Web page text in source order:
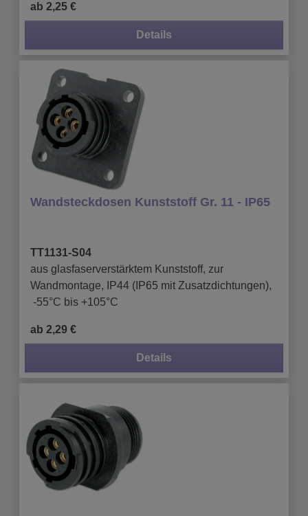
ab 2,25 €
Details
Wandsteckdosen Kunststoff Gr. 11 - IP65
TT1131-S04
aus glasfaserverstärktem Kunststoff, zur
Wandmontage, IP44 (IP65 mit Zusatzdichtungen),
-55°C bis +105°C
ab 2,29 €
Details